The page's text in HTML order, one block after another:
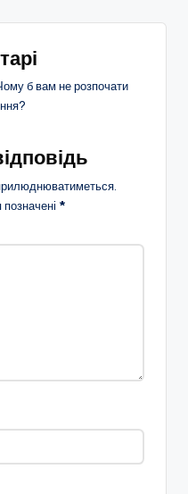
б вам не розпочати
позначені *